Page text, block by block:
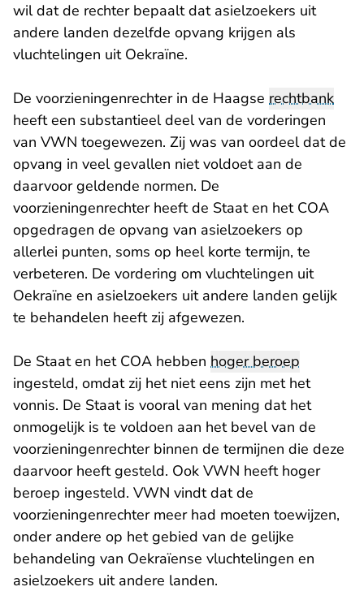
wil dat de rechter bepaalt dat asielzoekers uit
andere landen dezelfde opvang krijgen als
vluchtelingen uit Oekraïne.
De voorzieningenrechter in de Haagse rechtbank
heeft een substantieel deel van de vorderingen
van VWN toegewezen. Zij was van oordeel dat de
opvang in veel gevallen niet voldoet aan de
daarvoor geldende normen. De
voorzieningenrechter heeft de Staat en het COA
opgedragen de opvang van asielzoekers op
allerlei punten, soms op heel korte termijn, te
verbeteren. De vordering om vluchtelingen uit
Oekraïne en asielzoekers uit andere landen gelijk
te behandelen heeft zij afgewezen.
De Staat en het COA hebben hoger beroep
ingesteld, omdat zij het niet eens zijn met het
vonnis. De Staat is vooral van mening dat het
onmogelijk is te voldoen aan het bevel van de
voorzieningenrechter binnen de termijnen die deze
daarvoor heeft gesteld. Ook VWN heeft hoger
beroep ingesteld. VWN vindt dat de
voorzieningenrechter meer had moeten toewijzen,
onder andere op het gebied van de gelijke
behandeling van Oekraïense vluchtelingen en
asielzoekers uit andere landen.